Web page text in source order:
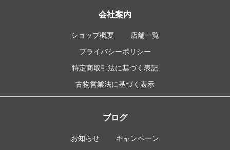
会社案内
ショップ概要
店舗一覧
プライバシーポリシー
特定商取引法に基づく表記
古物営業法に基づく表示
ブログ
お知らせ キャンペーン